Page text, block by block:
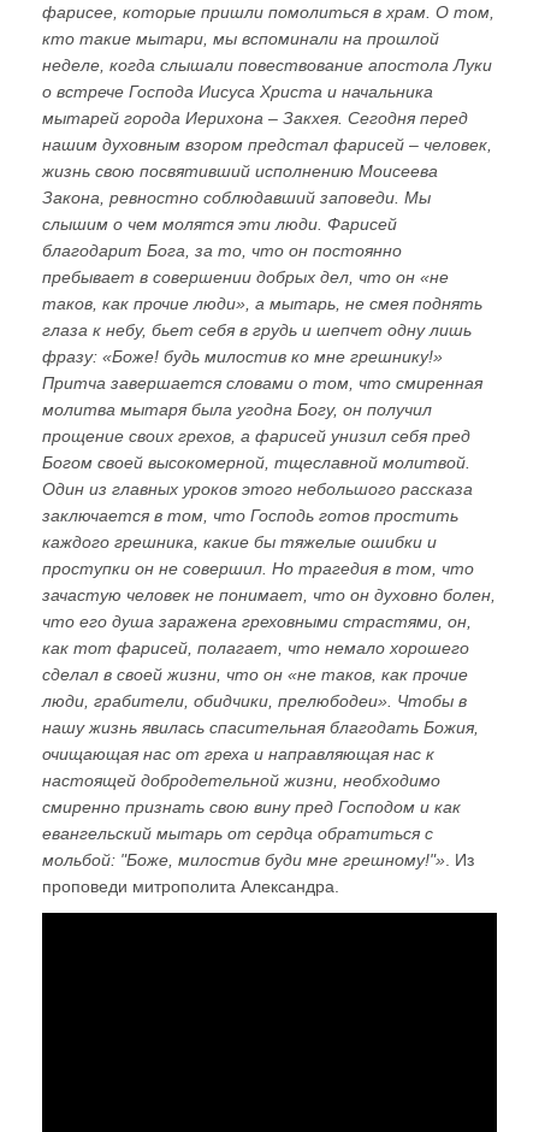
фарисее, которые пришли помолиться в храм. О том,
кто такие мытари, мы вспоминали на прошлой
неделе, когда слышали повествование апостола Луки
о встрече Господа Иисуса Христа и начальника
мытарей города Иерихона – Закхея. Сегодня перед
нашим духовным взором предстал фарисей – человек,
жизнь свою посвятивший исполнению Моисеева
Закона, ревностно соблюдавший заповеди. Мы
слышим о чем молятся эти люди. Фарисей
благодарит Бога, за то, что он постоянно
пребывает в совершении добрых дел, что он «не
таков, как прочие люди», а мытарь, не смея поднять
глаза к небу, бьет себя в грудь и шепчет одну лишь
фразу: «Боже! будь милостив ко мне грешнику!»
Притча завершается словами о том, что смиренная
молитва мытаря была угодна Богу, он получил
прощение своих грехов, а фарисей унизил себя пред
Богом своей высокомерной, тщеславной молитвой.
Один из главных уроков этого небольшого рассказа
заключается в том, что Господь готов простить
каждого грешника, какие бы тяжелые ошибки и
проступки он не совершил. Но трагедия в том, что
зачастую человек не понимает, что он духовно болен,
что его душа заражена греховными страстями, он,
как тот фарисей, полагает, что немало хорошего
сделал в своей жизни, что он «не таков, как прочие
люди, грабители, обидчики, прелюбодеи». Чтобы в
нашу жизнь явилась спасительная благодать Божия,
очищающая нас от греха и направляющая нас к
настоящей добродетельной жизни, необходимо
смиренно признать свою вину пред Господом и как
евангельский мытарь от сердца обратиться с
мольбой: ʺБоже, милостив буди мне грешному!ʺ» . Из
проповеди митрополита Александра.